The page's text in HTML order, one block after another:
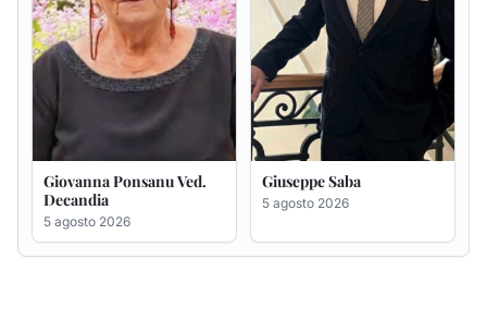
Giovanna Ponsanu Ved.
Decandia
5 agosto 2026
Giuseppe Saba
5 agosto 2026